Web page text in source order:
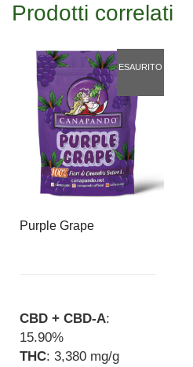
Prodotti correlati
ESAURITO
Purple Grape
CBD + CBD-A:
15.90%
THC: 3,380 mg/g